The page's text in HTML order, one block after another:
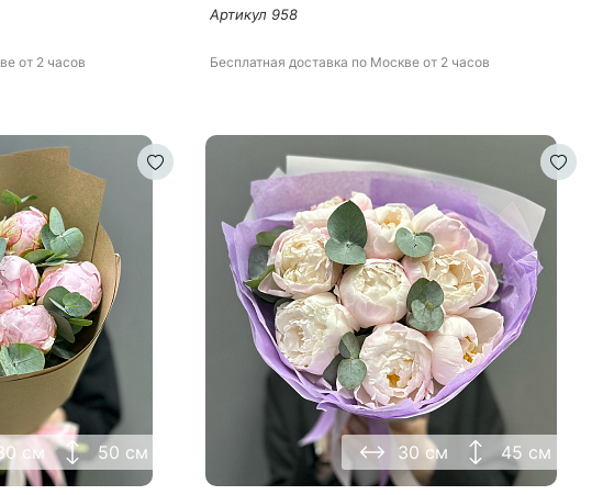
от 2 часов
Артикул958
Бесплатная доставка по Москвеот 2 часов
см 50 см 30 см 45 см